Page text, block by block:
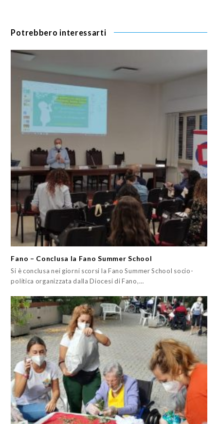
Potrebbero interessarti
Fano – Conclusa la Fano Summer School
Si è conclusa nei giorni scorsi la Fano Summer School socio-
politica organizzata dalla Diocesi di Fano,…